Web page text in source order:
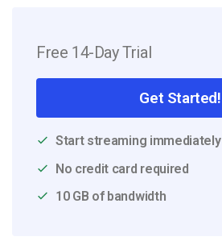
Free 14-Day Trial
Get Started!
Start streaming immediately
No credit card required
10 GB of bandwidth